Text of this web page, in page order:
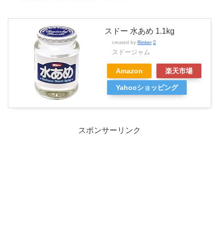
スドー 水あめ 1.1kg
created by Rinker
スドージャム
Amazon 楽天市場
Yahooショッピング
スポンサーリンク